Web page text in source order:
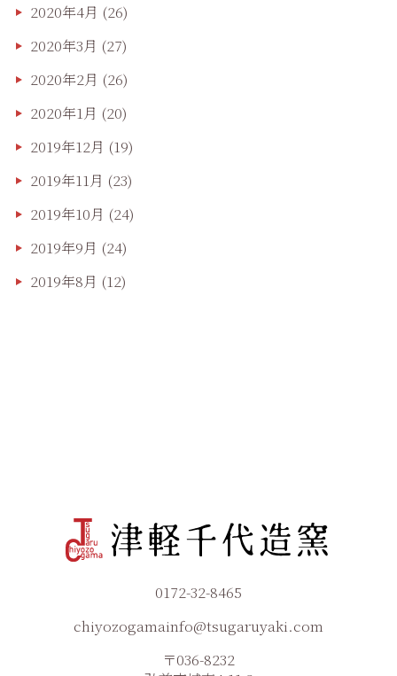
2020年4月 (26)
2020年3月 (27)
2020年2月 (26)
2020年1月 (20)
2019年12月 (19)
2019年11月 (23)
2019年10月 (24)
2019年9月 (24)
2019年8月 (12)
0172-32-8465
chiyozogamainfo@tsugaruyaki.com
〒036-8232